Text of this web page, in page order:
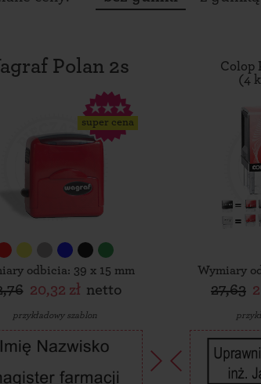
Polan 2s
super cena
odbicia: 39 x 15 mm
20,32 zł netto
przykładowy szablon
Colop
(4
Wymiary
27,63